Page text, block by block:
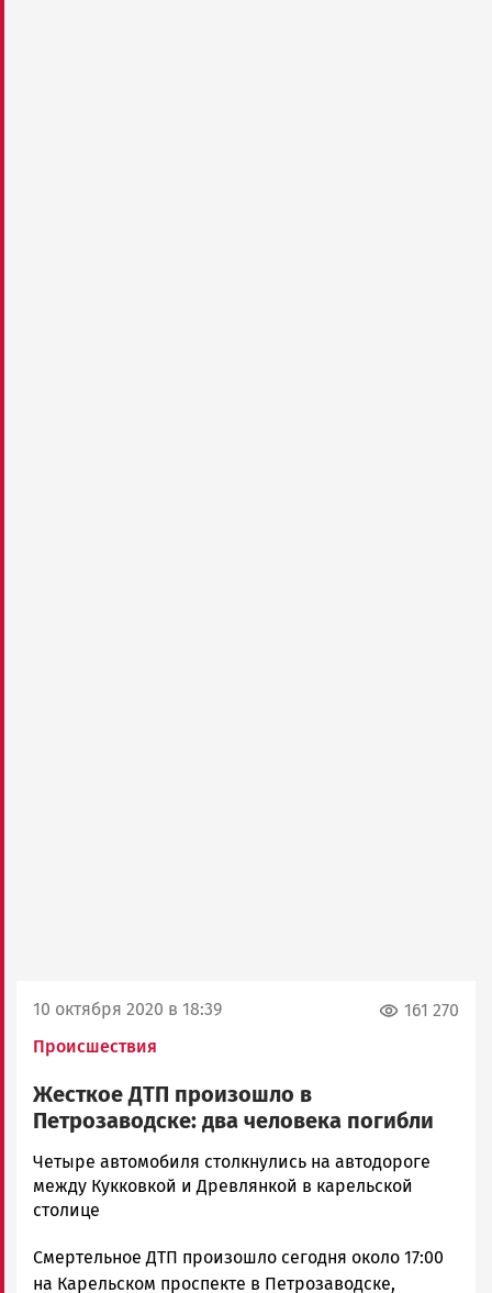
10 октября 2020 в 18:39
Происшествия
161 270
Жесткое ДТП произошло в
Петрозаводске: два человека погибли
Алексей
Смирнов
Новости
и
Карелии
Четыре автомобиля столкнулись на автодороге
между Кукковкой и Древлянкой в карельской
столице
Смертельное ДТП произошло сегодня около 17:00
на Карельском проспекте в Петрозаводске,